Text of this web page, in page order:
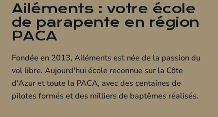
Ailéments : votre école
de parapente en région
PACA
Fondée en 2013, Ailéments est née de la passion du
vol libre. Aujourd'hui école reconnue sur la Côte
d'Azur et toute la PACA, avec des centaines de
pilotes formés et des milliers de baptêmes réalisés.